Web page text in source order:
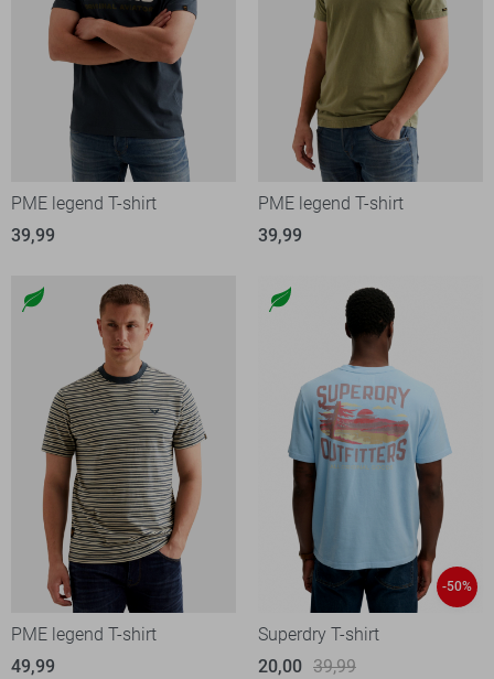
PME legend T-shirt
39,99
PME legend T-shirt
39,99
PME legend T-shirt
49,99
-50%
Superdry T-shirt
20,00 39,99